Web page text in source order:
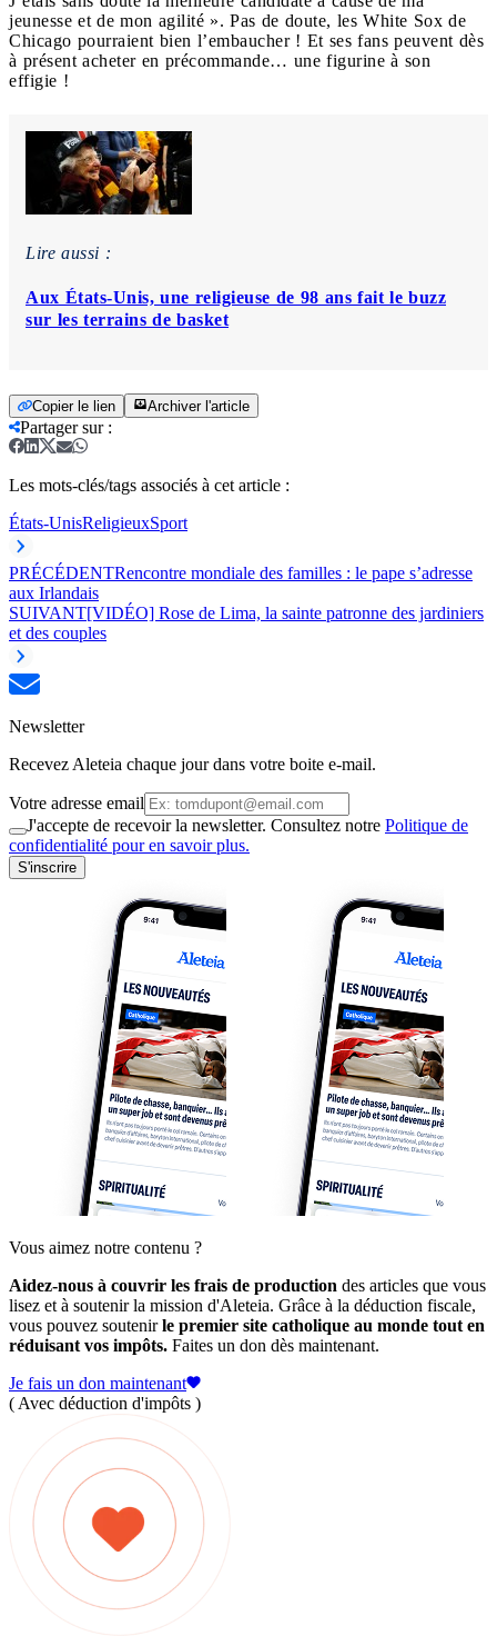
jeunesse et de mon agilité ». Pas de doute, les White Sox de
Chicago pourraient bien l’embaucher ! Et ses fans peuvent dès
à présent acheter en précommande… une figurine à son
effigie !
Lire aussi :
Aux États-Unis, une religieuse de 98 ans fait le buzz
sur les terrains de basket
Copier le lien Archiver l'article
Partager sur:
Les mots-clés/tags associés à cet article :
États-UnisReligieuxSport
PRÉCÉDENTRencontre mondiale des familles : le pape s’adresse
aux Irlandais
SUIVANT[VIDÉO] Rose de Lima, la sainte patronne des jardiniers
et des couples
Newsletter
Recevez Aleteia chaque jour dans votre boite e-mail.
Votre adresse email
J'accepte de recevoir la newsletter. Consultez notre Politique de
confidentialité pour en savoir plus.
S'inscrire
Vous aimez notre contenu ?
Aidez-nous à couvrir les frais de production des articles que vous
lisez et à soutenir la mission d'Aleteia. Grâce à la déduction fiscale,
vous pouvez soutenirle premier site catholique au monde tout en
réduisant vos impôts. Faites un don dès maintenant.
Je fais un don maintenant
( Avec déduction d'impôts )